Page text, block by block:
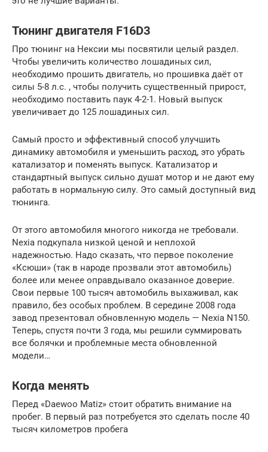
Тюнинг двигателя F16D3
Про тюнинг на Нексии мы посвятили целый раздел.
Чтобы увеличить количество лошадиных сил,
необходимо прошить двигатель, но прошивка даёт от
силы 5-8 л.с. , чтобы получить существенный прирост,
необходимо поставить паук 4-2-1. Новый выпуск
увеличивает до 125 лошадиных сил.
Самый просто и эффективный способ улучшить
динамику автомобиля и уменьшить расход, это убрать
катализатор и поменять выпуск. Катализатор и
стандартный выпуск сильно душат мотор и не дают ему
работать в нормальную силу. Это самый доступный вид
тюнинга.
От этого автомобиля многого никогда не требовали.
Nexia подкупала низкой ценой и неплохой
надежностью. Надо сказать, что первое поколение
«Ксюши» (так в народе прозвали этот автомобиль)
более или менее оправдывало оказанное доверие.
Свои первые 100 тысяч автомобиль выхаживал, как
правило, без особых проблем. В середине 2008 года
завод презентовал обновленную модель — Nexia N150.
Теперь, спустя почти 3 года, мы решили суммировать
все болячки и проблемные места обновленной
модели…
Когда менять
Перед «Daewoo Matiz» стоит обратить внимание на
пробег. В первый раз потребуется это сделать после 40
тысяч километров пробега